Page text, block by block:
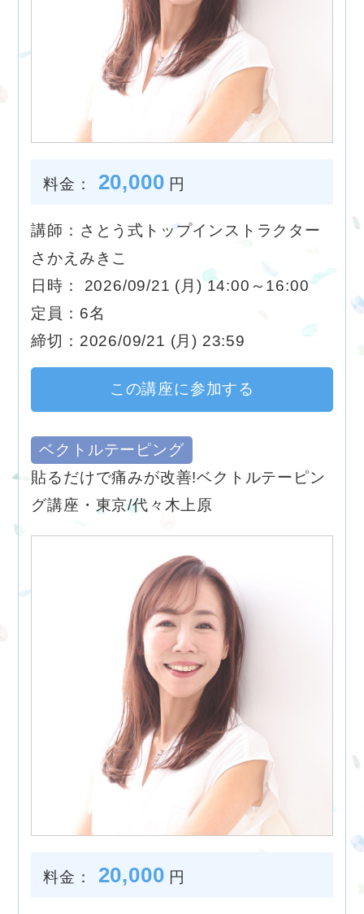
料金： 20,000 円
講師：さとう式トップインストラクター
さかえみきこ
日時： 2026/09/21 (月) 14:00～16:00
定員：6名
締切：2026/09/21 (月) 23:59
この講座に参加する
ベクトルテーピング
貼るだけで痛みが改善!ベクトルテーピン
グ講座・東京/代々木上原
料金： 20,000 円